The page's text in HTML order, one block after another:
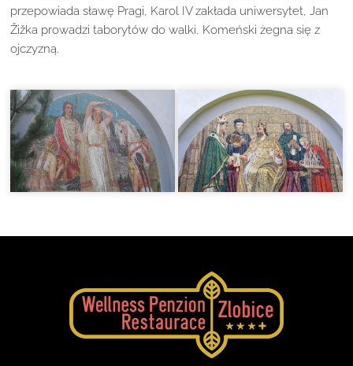
przepowiada sławę Pragi, Karol IV zakłada uniwersytet, Jan
Žižka prowadzi taborytów do walki, Komeński żegna się z
ojczyzną.